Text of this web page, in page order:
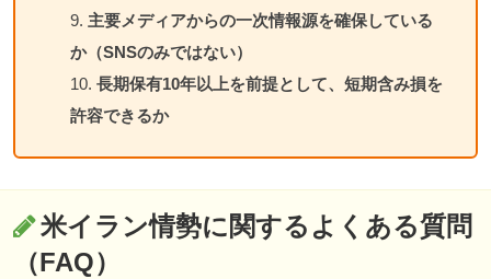
主要メディアからの一次情報源を確保している
か（SNSのみではない）
長期保有10年以上を前提として、短期含み損を
許容できるか
米イラン情勢に関するよくある質問
（FAQ）